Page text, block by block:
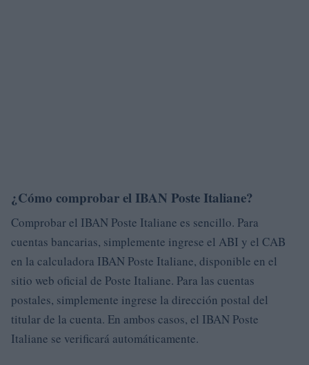
¿Cómo comprobar el IBAN Poste Italiane?
Comprobar el IBAN Poste Italiane es sencillo. Para
cuentas bancarias, simplemente ingrese el ABI y el CAB
en la calculadora IBAN Poste Italiane, disponible en el
sitio web oficial de Poste Italiane. Para las cuentas
postales, simplemente ingrese la dirección postal del
titular de la cuenta. En ambos casos, el IBAN Poste
Italiane se verificará automáticamente.